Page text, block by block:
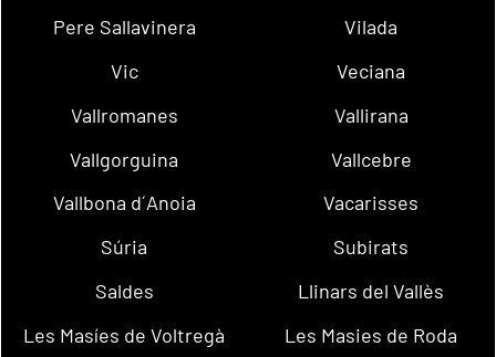
Pere Sallavinera
Vilada
Vic
Veciana
Vallromanes
Vallirana
Vallgorguina
Vallcebre
Vallbona d´Anoia
Vacarisses
Súria
Subirats
Saldes
Llinars del Vallès
Les Masíes de Voltregà
Les Masies de Roda